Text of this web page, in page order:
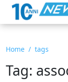
Home tags
Tag: